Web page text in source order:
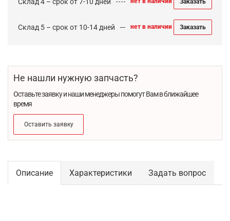
Заказать
Склад 5 – срок от 10-14 дней нет в наличии Заказать
Не нашли нужную запчасть?
Оставьте заявку и наши менеджеры помогут Вам в ближайшее
время
Оставить заявку
Описание Характеристики Задать вопрос